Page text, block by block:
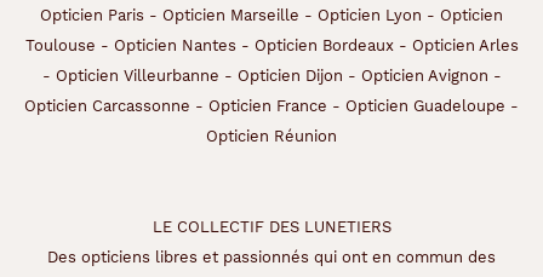
Opticien Paris - Opticien Marseille - Opticien Lyon - Opticien
Toulouse - Opticien Nantes - Opticien Bordeaux- Opticien Arles
- Opticien Villeurbanne - Opticien Dijon - Opticien Avignon -
Opticien Carcassonne - Opticien France - Opticien Guadeloupe -
Opticien Réunion
LE COLLECTIF DES LUNETIERS
Des opticiens libres et passionnés qui ont en commun des